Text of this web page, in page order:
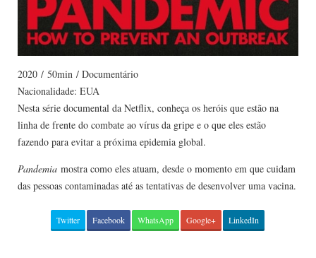
2020 / 50min / Documentário
Nacionalidade: EUA
Nesta série documental da Netflix, conheça os heróis que estão na
linha de frente do combate ao vírus da gripe e o que eles estão
fazendo para evitar a próxima epidemia global.
Pandemia mostra como eles atuam, desde o momento em que cuidam
das pessoas contaminadas até as tentativas de desenvolver uma vacina.
Twitter Facebook WhatsApp Google+ LinkedIn